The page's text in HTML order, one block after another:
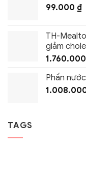
99.000 ₫
TH-
giảm
1.760.000
Phấn
TAGS